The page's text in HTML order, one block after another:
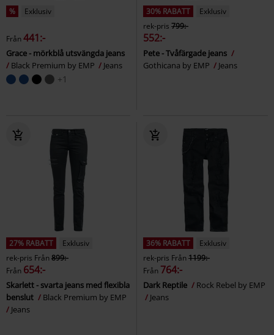
% Exklusiv
Från441:-
Grace - mörkblå utsvängda jeans
Black Premium by EMP
Jeans
+1
30% RABATT
Exklusiv
rek-pris 799:-
552:-
Pete - Tvåfärgade jeans
Gothicana by EMP
Jeans
27% RABATT
Exklusiv
rek-pris Från899:-
Från 654:-
Skarlett - svarta jeans med flexibla
benslut
Black Premium by EMP
Jeans
36% RABATT
Exklusiv
rek-pris Från1199:-
Från 764:-
Dark Reptile
Rock Rebel by EMP
Jeans